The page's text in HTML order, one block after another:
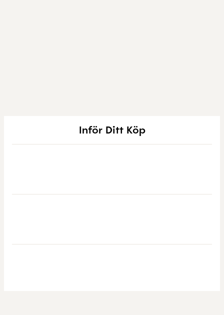
Inför Ditt Köp